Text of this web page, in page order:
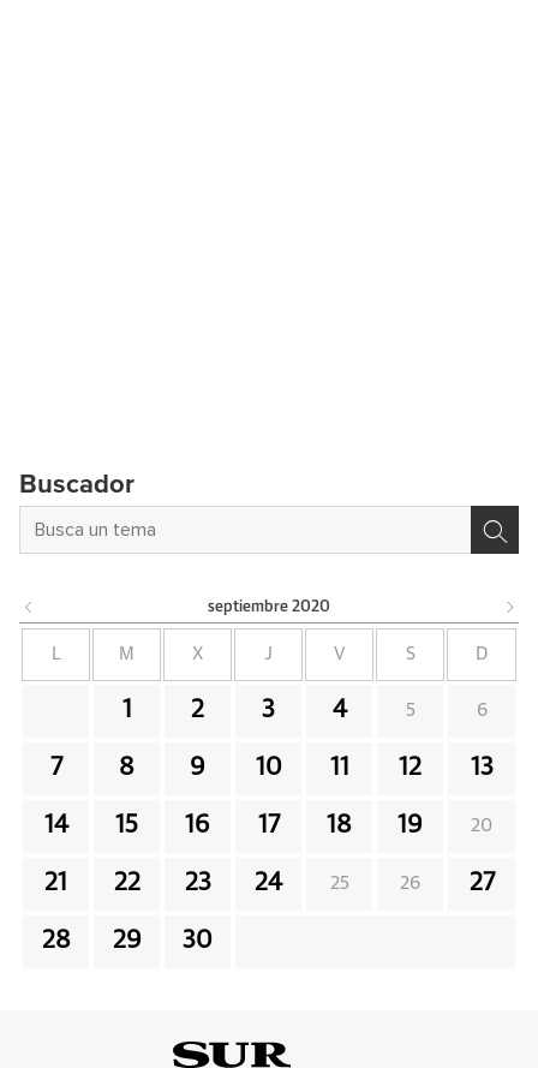
Buscador
septiembre 2020
M X J V S D
1 2 3 4 5 6
7 8 9 10 11 12 13
14 15 16 17 18 19 20
21 22 23 24 25 26 27
28 29 30